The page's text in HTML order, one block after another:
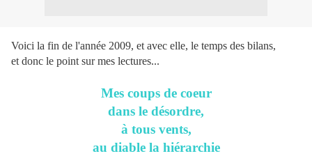
Voici la fin de l'année 2009, et avec elle, le temps des bilans,
et donc le point sur mes lectures...
Mes coups de coeur
dans le désordre,
à tous vents,
au diable la hiérarchie